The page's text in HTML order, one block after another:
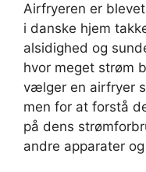
Airfryeren er
i danske hjem
alsidighed og
hvor meget strøm
vælger en airfryer
men for at forstå
på dens
andre apparater